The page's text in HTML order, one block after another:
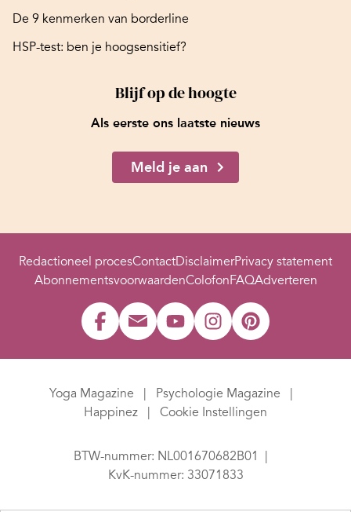
De 9 kenmerken van borderline
HSP-test: ben je hoogsensitief?
Blijf op de hoogte
Als eerste ons laatste nieuws
Meld je aan
Redactioneel procesContactDisclaimerPrivacy statement
AbonnementsvoorwaardenColofonFAQAdverteren
Yoga Magazine
Psychologie Magazine
Happinez
Cookie Instellingen
BTW-nummer: NL001670682B01
KvK-nummer: 33071833